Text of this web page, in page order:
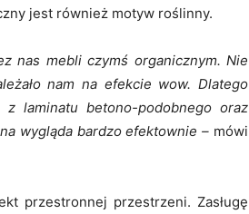
jest również motyw roślinny.
nas mebli czymś organicznym. Nie
nam na efekcie wow. Dlatego
z laminatu betono-podobnego oraz
wygląda bardzo efektownie – mówi
przestronnej przestrzeni. Zasługę